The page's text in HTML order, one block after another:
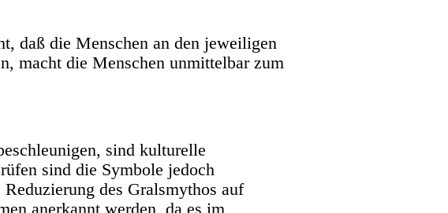
daß die Menschen an den jeweiligen
macht die Menschen unmittelbar zum
sind kulturelle
sind die Symbole jedoch
des Gralsmythos auf
anerkannt werden, da es im